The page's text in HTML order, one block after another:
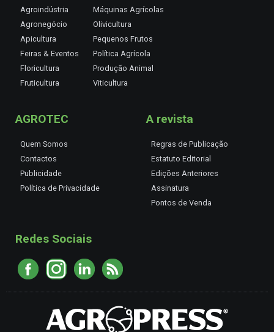
Agroindústria
Agronegócio
Apicultura
Feiras & Eventos
Floricultura
Fruticultura
Máquinas Agrícolas
Olivicultura
Pequenos Frutos
Política Agrícola
Produção Animal
Viticultura
AGROTEC
Quem Somos
Contactos
Publicidade
Política de Privacidade
A revista
Regras de Publicação
Estatuto Editorial
Edições Anteriores
Assinatura
Pontos de Venda
Redes Sociais